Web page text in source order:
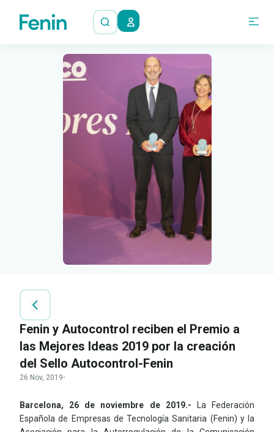
Fenin y Autocontrol reciben el Premio a
las Mejores Ideas 2019 por la creación
del Sello Autocontrol-Fenin
26 Nov, 2019·
Barcelona, 26 de noviembre de 2019.-
La Federación
Española de Empresas de Tecnología Sanitaria (Fenin) y la